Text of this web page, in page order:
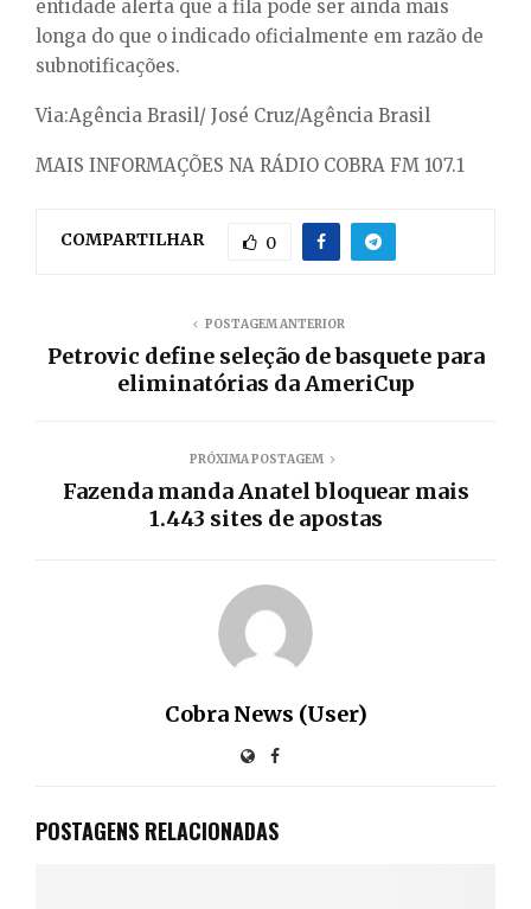
entidade alerta que a fila pode ser ainda mais
longa do que o indicado oficialmente em razão de
subnotificações.
Via:Agência Brasil/ José Cruz/Agência Brasil
MAIS INFORMAÇÕES NA RÁDIO COBRA FM 107.1
COMPARTILHAR 0
POSTAGEM ANTERIOR
Petrovic define seleção de basquete para
eliminatórias da AmeriCup
PRÓXIMA POSTAGEM
Fazenda manda Anatel bloquear mais
1.443 sites de apostas
Cobra News (User)
POSTAGENS RELACIONADAS